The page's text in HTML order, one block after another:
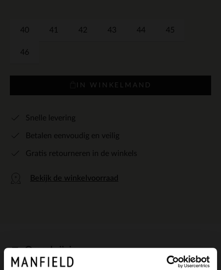
40 41 42 43 44 45
46
IN WINKELMAND
Snelle levering
Betalen eenvoudig en veilig
Gratis retourneren in de winkels
Bekijk de winkelvoorraad
Omschrijving